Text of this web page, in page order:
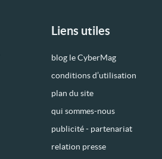
Liens utiles
blog le CyberMag
conditions d’utilisation
plan du site
qui sommes-nous
publicité - partenariat
relation presse